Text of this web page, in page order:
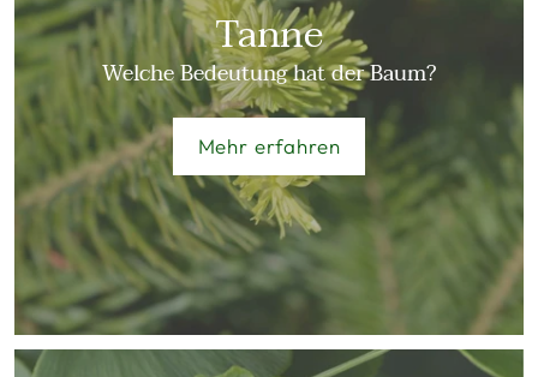
Tanne
Welche Bedeutung hat der Baum?
Mehr erfahren